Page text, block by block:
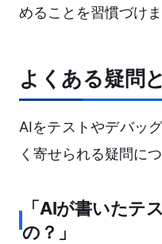
めることを習慣づけま
よくある疑問
AIをテストやデバッ
く寄せられる疑問に
「AIが書いたテ
の？」